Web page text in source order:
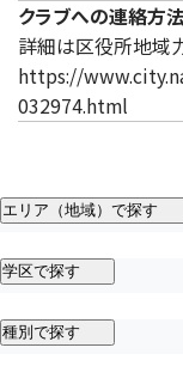
クラブへの連絡方
詳細は区役所地域
https://
032974.html
エリア（地域）で探す
学区で探す
種別で探す